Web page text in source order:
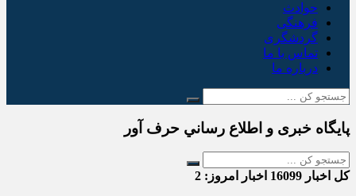
حوادث
فرهنگی
گردشگری
تماس با ما
درباره ما
پایگاه خبری و اطلاع رساني حرف آور
کل اخبار اخبار امروز: 2